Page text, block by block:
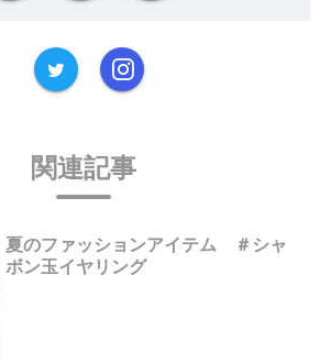
関連記事
夏のファッションアイテム ＃シャ
ボン玉イヤリング